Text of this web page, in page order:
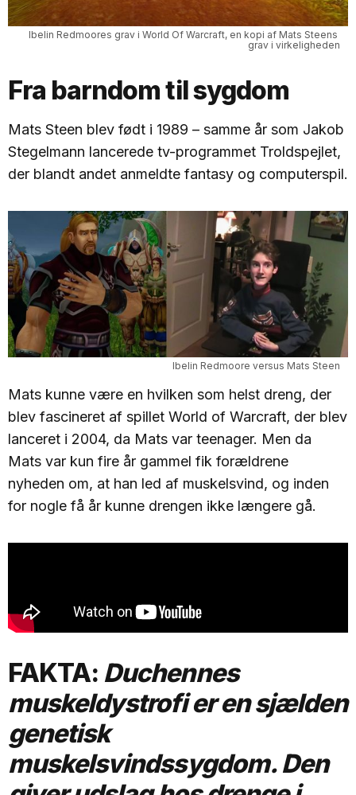
Ibelin Redmoores grav i World Of Warcraft, en kopi af Mats Steens
grav i virkeligheden
Fra barndom til sygdom
Mats Steen blev født i 1989 – samme år som Jakob
Stegelmann lancerede tv-programmet Troldspejlet,
der blandt andet anmeldte fantasy og computerspil.
Ibelin Redmoore versus Mats Steen
Mats kunne være en hvilken som helst dreng, der
blev fascineret af spillet World of Warcraft, der blev
lanceret i 2004, da Mats var teenager. Men da
Mats var kun fire år gammel fik forældrene
nyheden om, at han led af muskelsvind, og inden
for nogle få år kunne drengen ikke længere gå.
FAKTA: Duchennes
muskeldystrofi er en sjælden
genetisk
muskelsvindssygdom. Den